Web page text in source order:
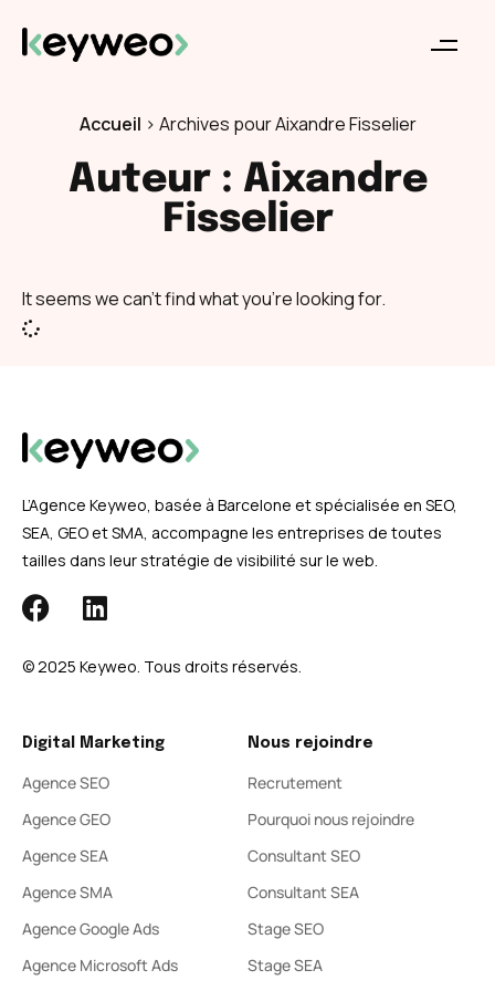
Accueil > Archives pour Aixandre Fisselier
Auteur : Aixandre
Fisselier
It seems we can't find what you're looking for.
L’Agence Keyweo, basée à Barcelone et spécialisée en SEO,
SEA, GEO et SMA, accompagne les entreprises de toutes
tailles dans leur stratégie de visibilité sur le web.
© 2025 Keyweo. Tous droits réservés.​
Digital Marketing
Agence SEO
Agence GEO
Agence SEA
Agence SMA
Agence Google Ads
Agence Microsoft Ads
Nous rejoindre
Recrutement
Pourquoi nous rejoindre
Consultant SEO
Consultant SEA
Stage SEO
Stage SEA